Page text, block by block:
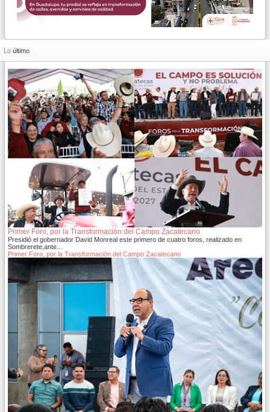
Lo último
Primer Foro, por la Transformación del Campo Zacatecano
Presidió el gobernador David Monreal este primero de cuatro foros, realizado en
Sombrerete,ante…
Primer Foro, por la Transformación del Campo Zacatecano